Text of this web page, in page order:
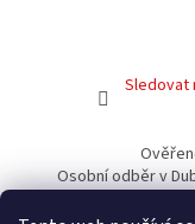
Sledovat
Osobní odběr v